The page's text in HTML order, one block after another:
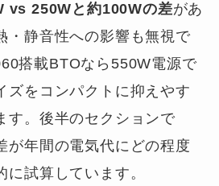
vs 250Wと約100Wの差があ
・静音性への影響も無視で
搭載BTOなら550W電源で
ズをコンパクトに抑えやす
す。後半のセクションで
が年間の電気代にどの程度
試算しています。